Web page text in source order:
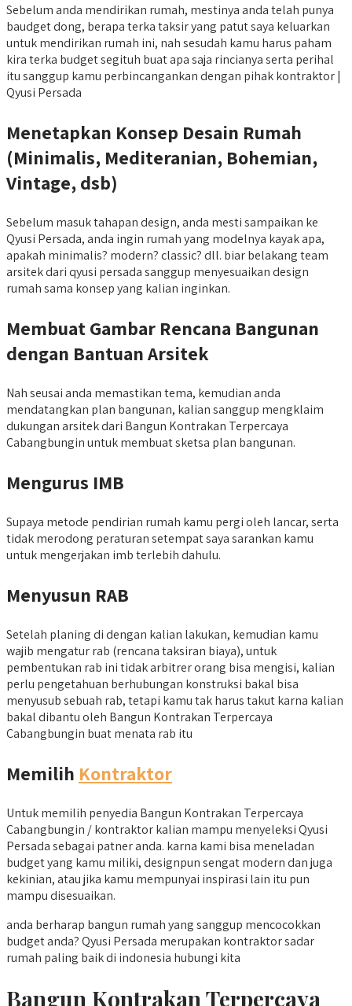
Sebelum anda mendirikan rumah, mestinya anda telah punya
baudget dong, berapa terka taksir yang patut saya keluarkan
untuk mendirikan rumah ini, nah sesudah kamu harus paham
kira terka budget segituh buat apa saja rincianya serta perihal
itu sanggup kamu perbincangankan dengan pihak kontraktor |
Qyusi Persada
Menetapkan Konsep Desain Rumah
(Minimalis, Mediteranian, Bohemian,
Vintage, dsb)
Sebelum masuk tahapan design, anda mesti sampaikan ke
Qyusi Persada, anda ingin rumah yang modelnya kayak apa,
apakah minimalis? modern? classic? dll. biar belakang team
arsitek dari qyusi persada sanggup menyesuaikan design
rumah sama konsep yang kalian inginkan.
Membuat Gambar Rencana Bangunan
dengan Bantuan Arsitek
Nah seusai anda memastikan tema, kemudian anda
mendatangkan plan bangunan, kalian sanggup mengklaim
dukungan arsitek dari Bangun Kontrakan Terpercaya
Cabangbungin untuk membuat sketsa plan bangunan.
Mengurus IMB
Supaya metode pendirian rumah kamu pergi oleh lancar, serta
tidak merodong peraturan setempat saya sarankan kamu
untuk mengerjakan imb terlebih dahulu.
Menyusun RAB
Setelah planing di dengan kalian lakukan, kemudian kamu
wajib mengatur rab (rencana taksiran biaya), untuk
pembentukan rab ini tidak arbitrer orang bisa mengisi, kalian
perlu pengetahuan berhubungan konstruksi bakal bisa
menyusub sebuah rab, tetapi kamu tak harus takut karna kalian
bakal dibantu oleh Bangun Kontrakan Terpercaya
Cabangbungin buat menata rab itu
Memilih Kontraktor
Untuk memilih penyedia Bangun Kontrakan Terpercaya
Cabangbungin / kontraktor kalian mampu menyeleksi Qyusi
Persada sebagai patner anda. karna kami bisa meneladan
budget yang kamu miliki, designpun sengat modern dan juga
kekinian, atau jika kamu mempunyai inspirasi lain itu pun
mampu disesuaikan.
anda berharap bangun rumah yang sanggup mencocokkan
budget anda? Qyusi Persada merupakan kontraktor sadar
rumah paling baik di indonesia hubungi kita
Bangun Kontrakan Terpercaya